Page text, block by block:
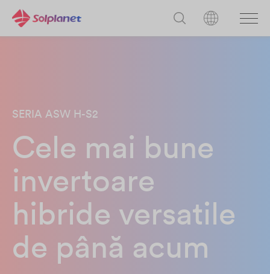
SERIA ASW H-S2
Cele mai bune
invertoare
hibride versatile
de până acum